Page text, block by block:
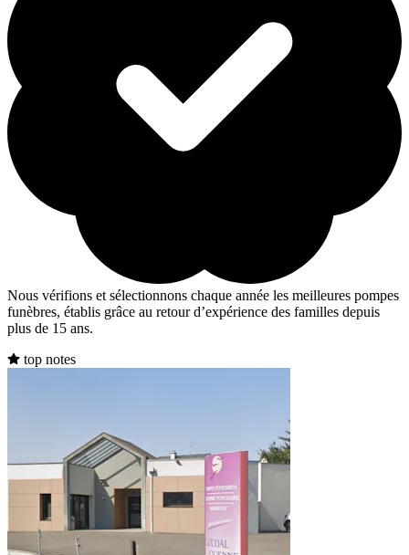
Nous vérifions et sélectionnons chaque année les meilleures pompes
funèbres, établis grâce au retour d’expérience des familles depuis
plus de 15 ans.
top notes